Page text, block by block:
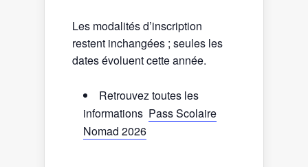
Les modalités d’inscription
restent inchangées ; seules les
dates évoluent cette année.
Retrouvez toutes les
informations Pass Scolaire
Nomad 2026